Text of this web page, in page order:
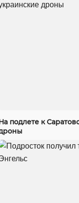
подлете к